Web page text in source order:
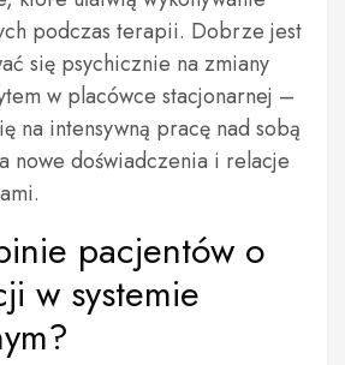
podczas terapii. Dobrze jest
się psychicznie na zmiany
w placówce stacjonarnej –
na intensywną pracę nad sobą
nowe doświadczenia i relacje
pacjentów o
w systemie